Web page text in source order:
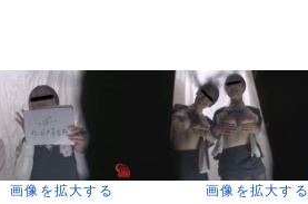
画像を拡大する 画像を拡大する